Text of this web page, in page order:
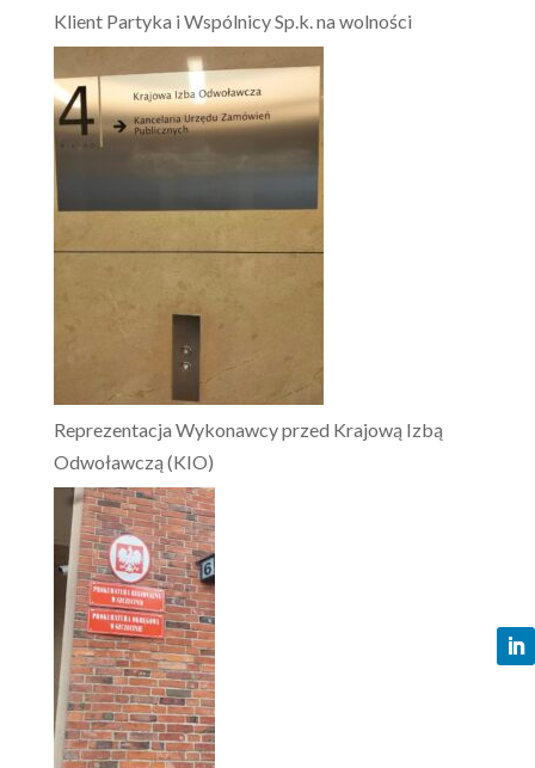
Klient Partyka i Wspólnicy Sp.k. na wolności
Reprezentacja Wykonawcy przed Krajową Izbą
Odwoławczą (KIO)